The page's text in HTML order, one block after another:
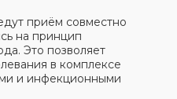
приём совместно
на принцип
Это позволяет
в комплексе
и инфекционными